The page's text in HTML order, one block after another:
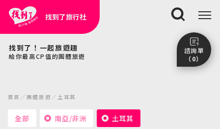
找到了旅行社
找到了！一起旅遊趣
給你最高CP值的團體旅遊
搜尋
諮詢單
（0）
首頁 團體旅遊 土耳其
全部 南亞/非洲 土耳其